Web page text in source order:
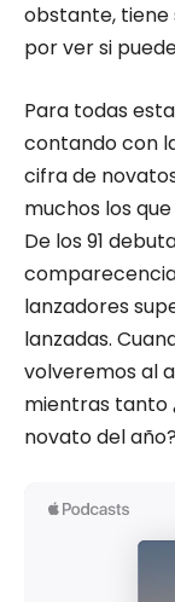
obstante, tiene
por ver si
Para todas
contando con
cifra de
muchos los
De los 91
lanzadores
lanzadas.
volveremos al
mientras tanto
novato del año?